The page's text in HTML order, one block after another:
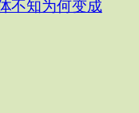
不知为何变成